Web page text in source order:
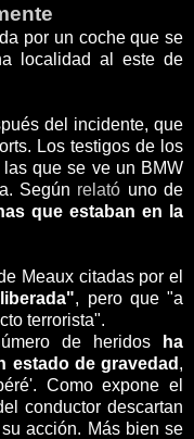
por un coche que se
localidad al este de
del incidente, que
Los testigos de los
que se ve un BMW
Según relató uno de
que estaban en la
Meaux citadas por el
, pero que "a
terrorista".
de heridos
ha
estado de gravedad ,
Como expone el
conductor descartan
acción. Más bien se